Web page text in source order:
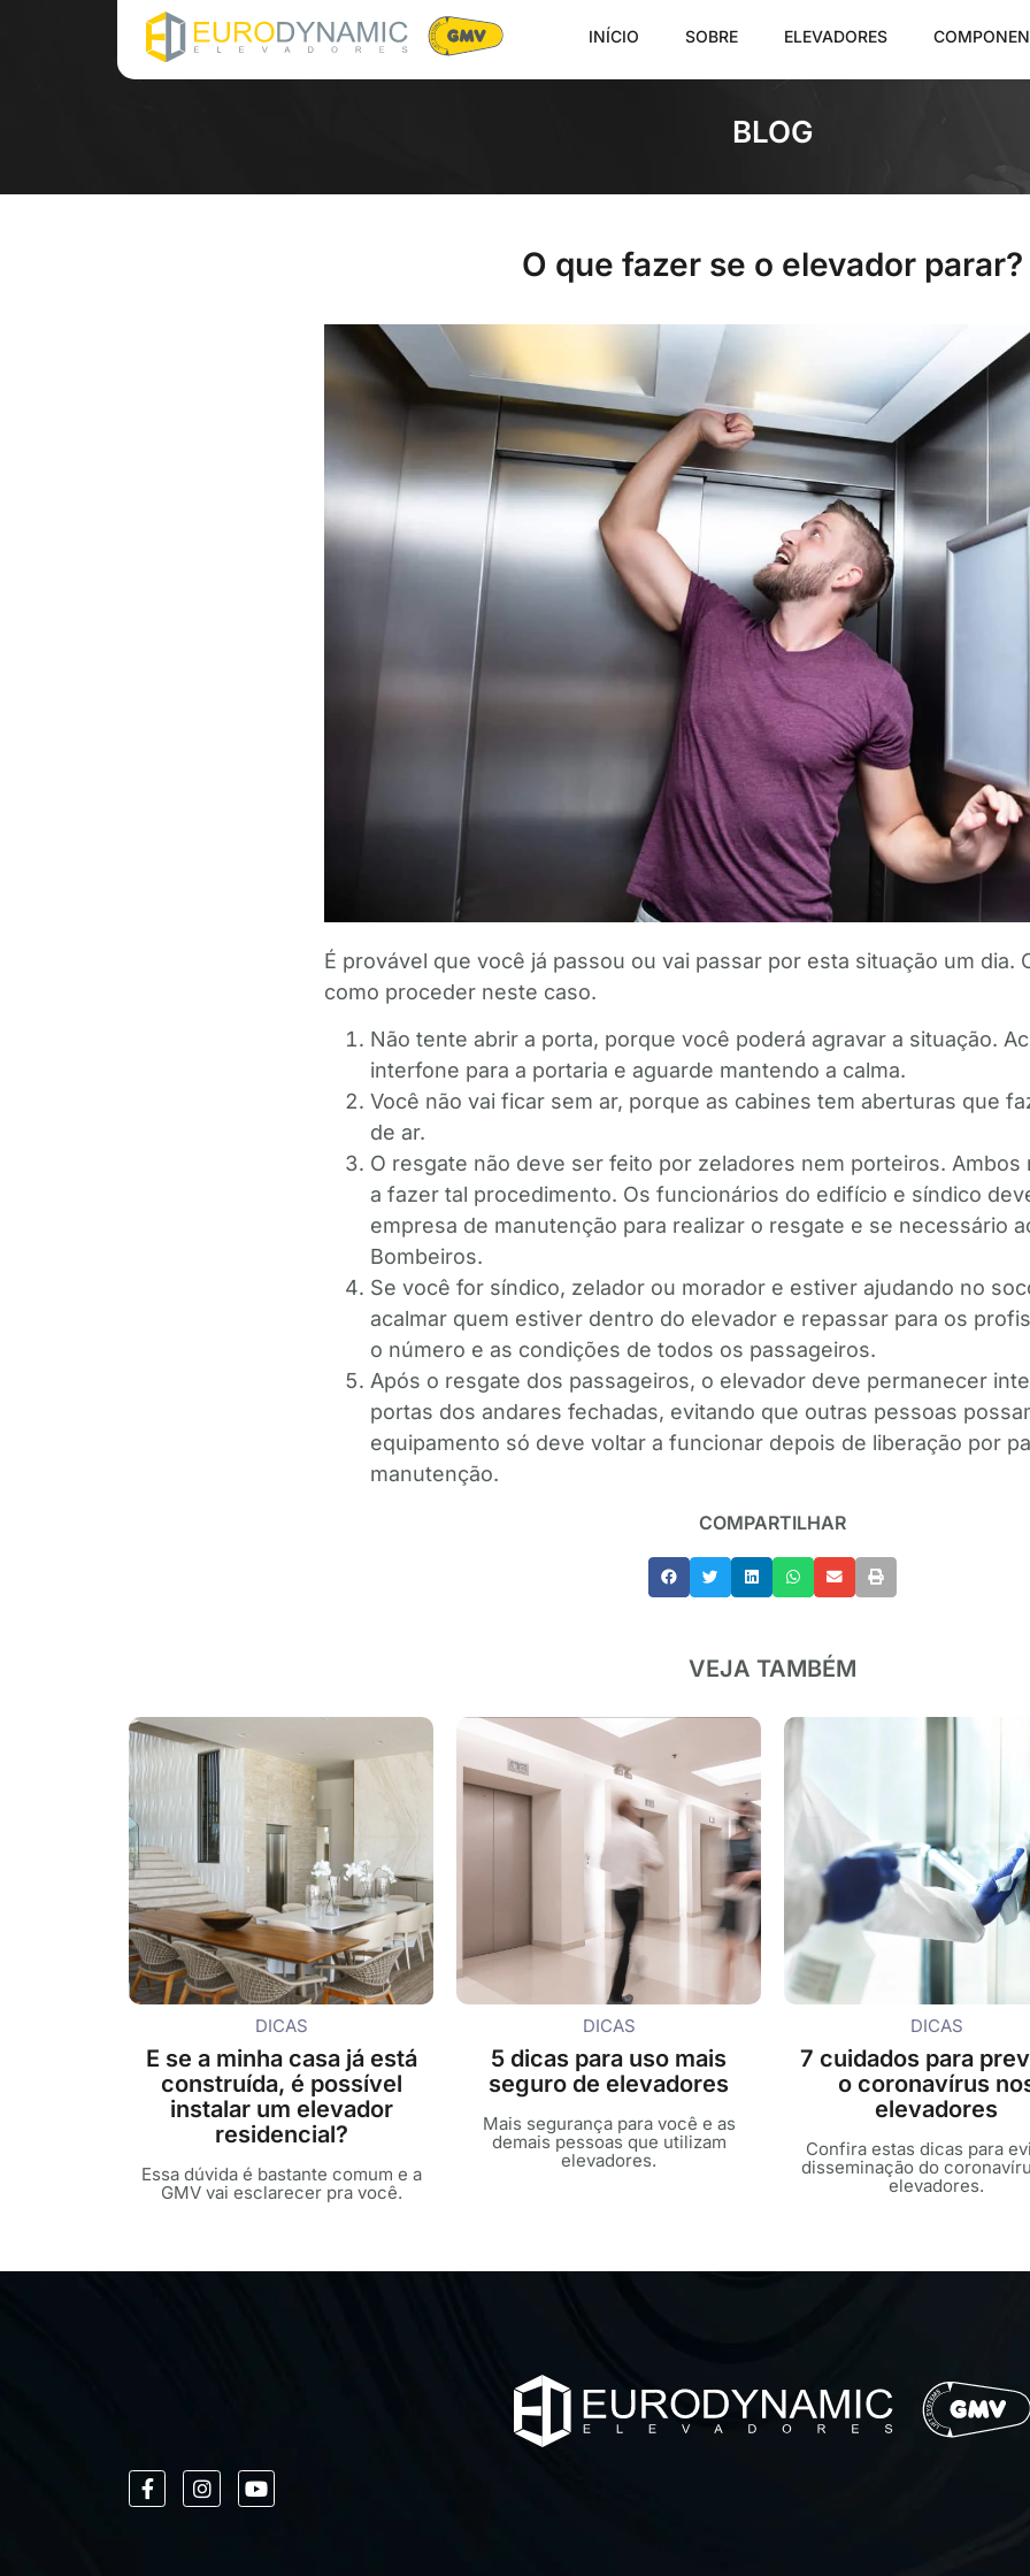
INÍCIO SOBRE ELEVADORES
BLOG
O que fazer se o elevador parar?
É provável que você já passou ou vai passar por esta situação um dia.
como proceder neste caso.
Não tente abrir a porta, porque você poderá agravar a situação.
interfone para a portaria e aguarde mantendo a calma.
Você não vai ficar sem ar, porque as cabines tem aberturas que
de ar.
O resgate não deve ser feito por zeladores nem porteiros. Ambos
a fazer tal procedimento. Os funcionários do edifício e síndico
empresa de manutenção para realizar o resgate e se necessário
Bombeiros.
Se você for síndico, zelador ou morador e estiver ajudando no
acalmar quem estiver dentro do elevador e repassar para os
o número e as condições de todos os passageiros.
Após o resgate dos passageiros, o elevador deve permanecer
portas dos andares fechadas, evitando que outras pessoas
equipamento só deve voltar a funcionar depois de liberação por
manutenção.
COMPARTILHAR
VEJA TAMBÉM
DICAS
E se a minha casa já está
construída, é possível
instalar um elevador
residencial?
Essa dúvida é bastante comum e a
GMV vai esclarecer pra você.
DICAS
5 dicas para uso mais
seguro de elevadores
Mais segurança para você e as
demais pessoas que utilizam
elevadores.
DICAS
7 cuidados para
o coronavírus
elevadores
Confira estas dicas para
disseminação do
elevadores.